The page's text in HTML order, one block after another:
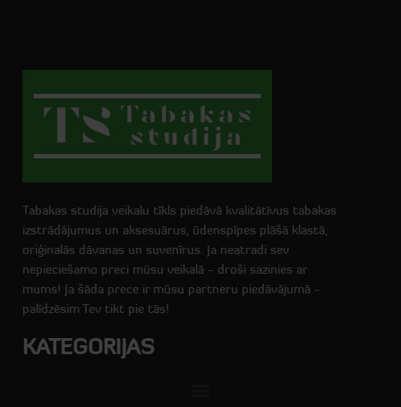
Tabakas studija veikalu tīkls piedāvā kvalitātīvus tabakas
izstrādājumus un aksesuārus, ūdenspīpes plāšā klastā,
oriģinalās dāvanas un suvenīrus. Ja neatradi sev
nepieciešamo preci mūsu veikalā - droši sazinies ar
mums! Ja šāda prece ir mūsu partneru piedāvājumā -
palīdzēsim Tev tikt pie tās!
KATEGORIJAS